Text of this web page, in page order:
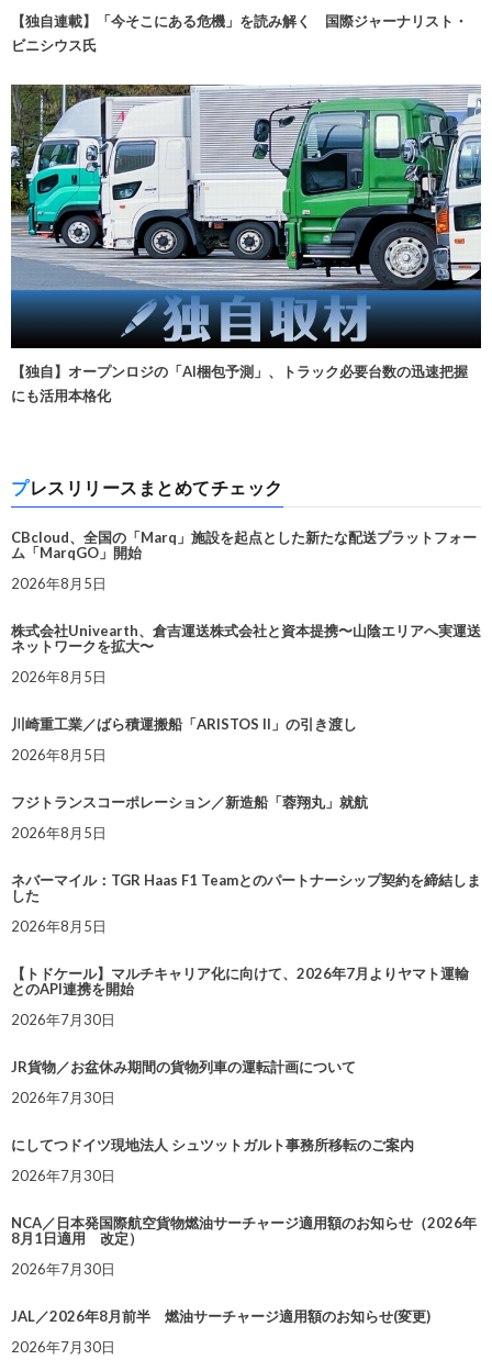
【独自連載】「今そこにある危機」を読み解く 国際ジャーナリスト・
ビニシウス氏
【独自】オープンロジの「AI梱包予測」、トラック必要台数の迅速把握
にも活用本格化
プレスリリースまとめてチェック
CBcloud、全国の「Marq」施設を起点とした新たな配送プラットフォー
ム「MarqGO」開始
2026年8月5日
株式会社Univearth、倉吉運送株式会社と資本提携〜山陰エリアへ実運送
ネットワークを拡大〜
2026年8月5日
川崎重工業／ばら積運搬船「ARISTOS II」の引き渡し
2026年8月5日
フジトランスコーポレーション／新造船「蓉翔丸」就航
2026年8月5日
ネバーマイル：TGR Haas F1 Teamとのパートナーシップ契約を締結しま
した
2026年8月5日
【トドケール】マルチキャリア化に向けて、2026年7月よりヤマト運輸
とのAPI連携を開始
2026年7月30日
JR貨物／お盆休み期間の貨物列車の運転計画について
2026年7月30日
にしてつドイツ現地法人 シュツットガルト事務所移転のご案内
2026年7月30日
NCA／日本発国際航空貨物燃油サーチャージ適用額のお知らせ（2026年
8月1日適用 改定）
2026年7月30日
JAL／2026年8月前半 燃油サーチャージ適用額のお知らせ(変更)
2026年7月30日